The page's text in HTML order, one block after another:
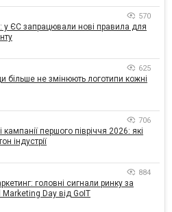
570
ЄС запрацювали нові правила для
625
більше не змінюють логотипи кожні
706
першого півріччя 2026: які
індустрії
884
головні сигнали ринку за
Day від GoIT